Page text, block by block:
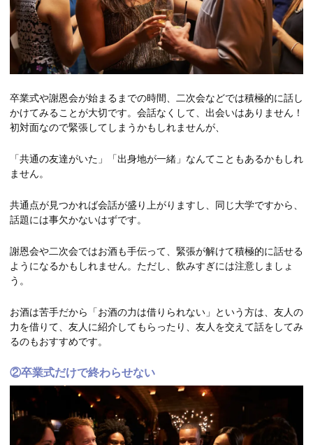
卒業式や謝恩会が始まるまでの時間、二次会などでは積極的に話し
かけてみることが大切です。会話なくして、出会いはありません！
初対面なので緊張してしまうかもしれませんが、
「共通の友達がいた」「出身地が一緒」なんてこともあるかもしれ
ません。
共通点が見つかれば会話が盛り上がりますし、同じ大学ですから、
話題には事欠かないはずです。
謝恩会や二次会ではお酒も手伝って、緊張が解けて積極的に話せる
ようになるかもしれません。ただし、飲みすぎには注意しましょ
う。
お酒は苦手だから「お酒の力は借りられない」という方は、友人の
力を借りて、友人に紹介してもらったり、友人を交えて話をしてみ
るのもおすすめです。
②卒業式だけで終わらせない